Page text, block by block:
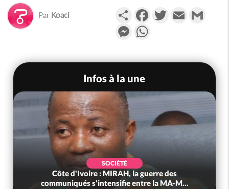
Par Koaci PartagerFacebookTwitterEmail
Messenger
Infos à la une
SOCIÉTÉ
Côte d'Ivoire : MIRAH, la guerre des
communiqués s'intensifie entre la MA-M...